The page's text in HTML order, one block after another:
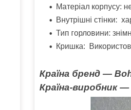
Матеріал корпусу:
Внутрішні стінки:
Тип горловини:
Кришка:
Країна бренд —
Країна-виробник